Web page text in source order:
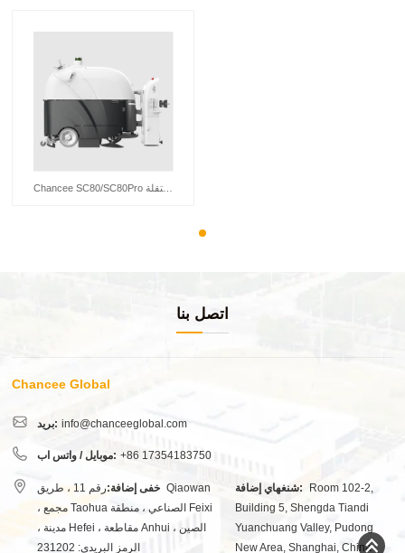
Chancee SC80/SC80Pro محطة عمل غسيل الأرضيات المستقلة
اتصل بنا
Chancee Global
بريد: info@chanceeglobal.com
موبايل / واتس اب: +86 17354183750
خفى إضافة:
رقم 11 ، طريق Qiaowan
، مجمع Taohua الصناعي ، منطقة Feixi
، مدينة Hefei ، مقاطعة Anhui ، الصين
الرمز البريدي: 231202
شنغهاي إضافة:
Room 102-2,
Building 5, Shengda Tiandi
Yuanchuang Valley, Pudong
New Area, Shanghai, China